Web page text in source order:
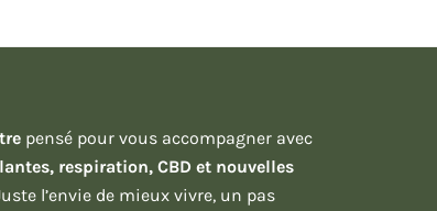
pensé pour vous accompagner avec
respiration, CBD et nouvelles
l’envie de mieux vivre, un pas